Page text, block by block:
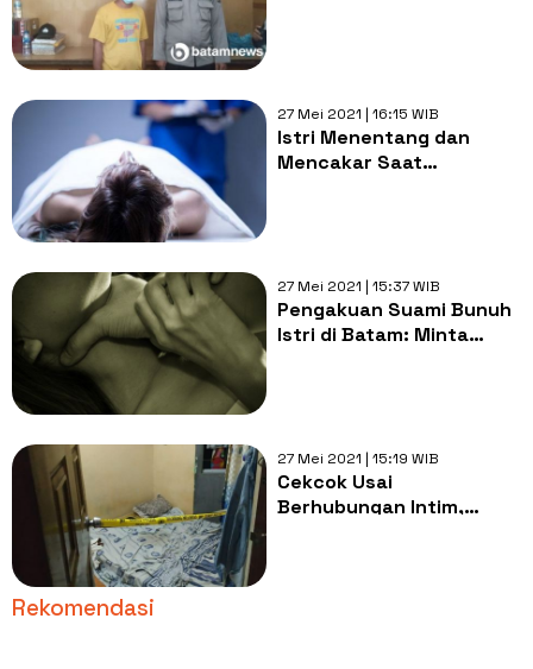
27 Mei 2021 | 16:15 WIB
Istri Menentang dan
Mencakar Saat
27 Mei 2021 | 15:37 WIB
Pengakuan Suami Bunuh
Istri di Batam: Minta
27 Mei 2021 | 15:19 WIB
Cekcok Usai
Berhubungan Intim,
Rekomendasi